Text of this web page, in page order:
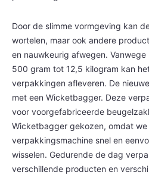
Door de slimme vormgeving kan
wortelen, maar ook andere
en nauwkeurig afwegen.
500 gram tot 12,5 kilogram kan
verpakkingen afleveren. De
met een Wicketbagger. Deze
voor voorgefabriceerde
Wicketbagger gekozen, omdat
verpakkingsmachine snel en
wisselen. Gedurende de dag
verschillende producten en